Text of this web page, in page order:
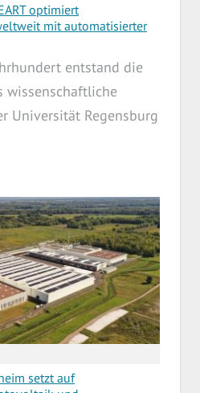
optimiert
mit automatisierter
entstand die
wissenschaftliche
Universität Regensburg
setzt auf